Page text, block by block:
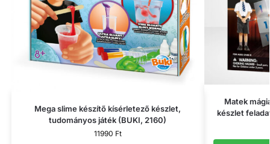
Mega slime készítő kísérletező készlet,
tudományos játék (BUKI, 2160)
11990 Ft
Matek
készlet